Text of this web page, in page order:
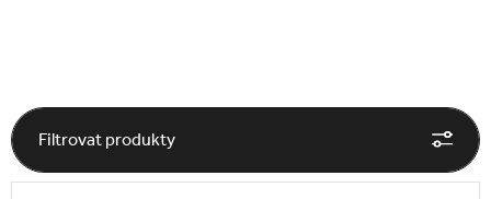
DOPRODEJ ŠATŮ
PŘIHLÁŠENÍ
Filtrovat produkty